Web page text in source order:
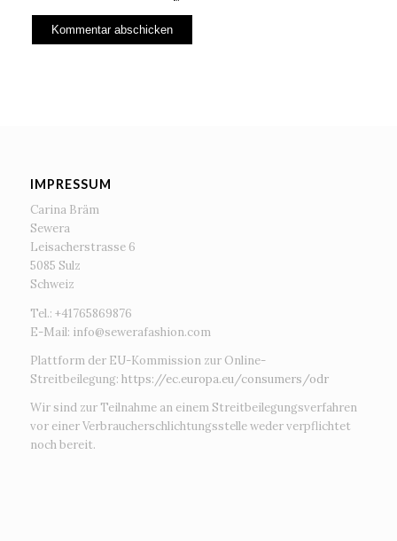
IMPRESSUM
Carina Bräm
Sewera
Leisacherstrasse 6
5085 Sulz
Schweiz
Tel.: +41765869876
E-Mail: info@sewerafashion.com
Plattform der EU-Kommission zur Online-
Streitbeilegung: https://ec.europa.eu/consumers/odr
Wir sind zur Teilnahme an einem Streitbeilegungsverfahren
vor einer Verbraucherschlichtungsstelle weder verpflichtet
noch bereit.